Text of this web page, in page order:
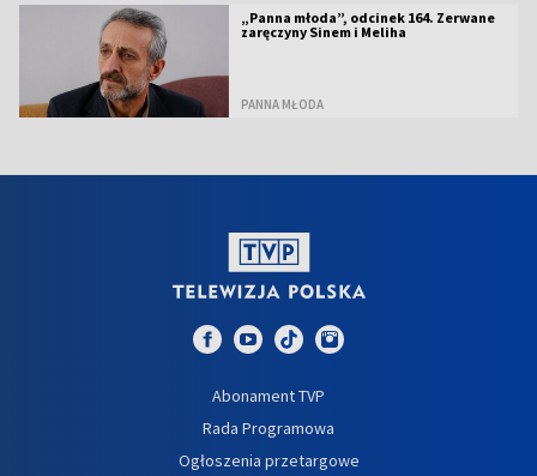
„Panna młoda”, odcinek 164. Zerwane
zaręczyny Sinem i Meliha
PANNA MŁODA
Abonament TVP
Rada Programowa
Ogłoszenia przetargowe